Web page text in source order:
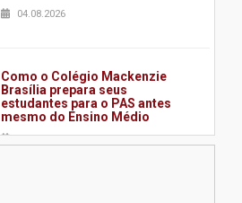
04.08.2026
Como o Colégio Mackenzie
Brasília prepara seus
estudantes para o PAS antes
mesmo do Ensino Médio
04.08.2026